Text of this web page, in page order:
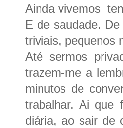
Ainda vivemos
E de saudade.
triviais, pequenos
Até sermos
trazem-me a
minutos de
trabalhar. Ai que
diária, ao sair de